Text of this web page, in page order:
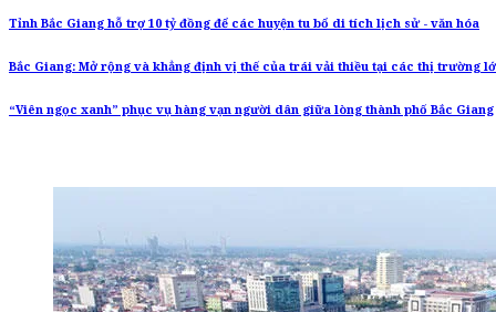
Tỉnh Bắc Giang hỗ trợ 10 tỷ đồng để các huyện tu bổ di tích lịch sử - văn hóa
Bắc Giang: Mở rộng và khẳng định vị thế của trái vải thiều tại các thị trường
“Viên ngọc xanh” phục vụ hàng vạn người dân giữa lòng thành phố Bắc Giang